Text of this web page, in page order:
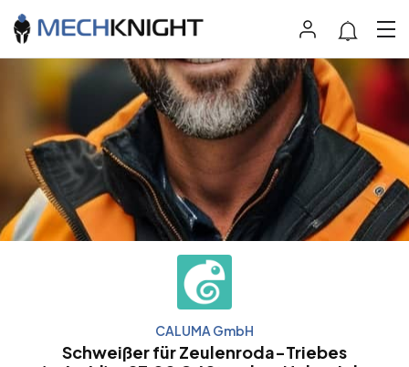
CALUMA GmbH
Schweißer für Zeulenroda-Triebes